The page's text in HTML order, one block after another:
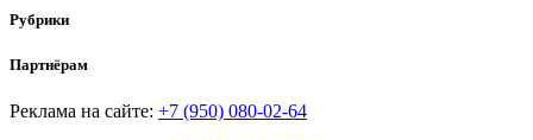
Рубрики
Партнёрам
Реклама на сайте: +7 (950) 080-02-64